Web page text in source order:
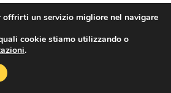
un servizio migliore nel navigare
cookie stiamo utilizzando o
.